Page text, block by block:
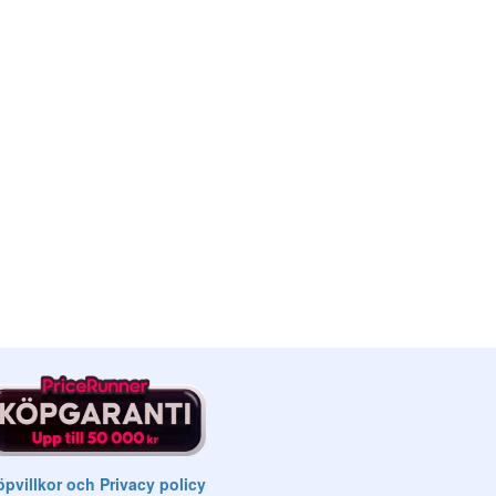
och Privacy policy